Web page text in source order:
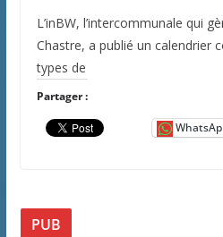
L’inBW, l’intercommunale qui
Chastre, a publié un calendrier
types de
Partager :
PUB